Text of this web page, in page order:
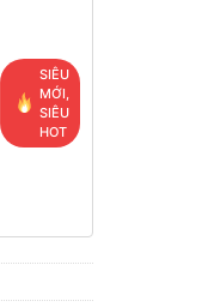
SIÊU
MỚI,
SIÊU
HOT